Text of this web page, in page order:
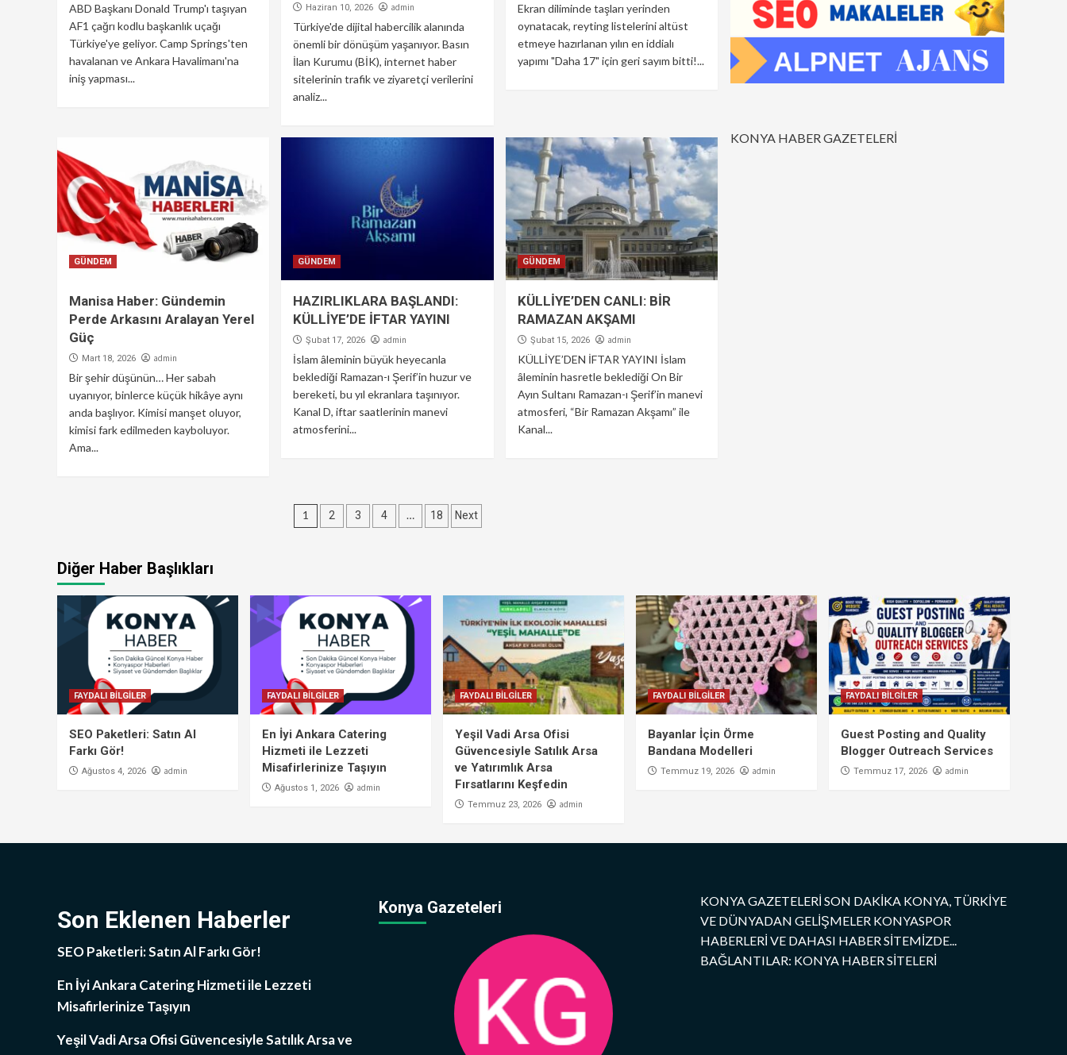
ABD Başkanı Donald Trump'ı taşıyan
AF1 çağrı kodlu başkanlık uçağı
Türkiye'ye geliyor. Camp Springs'ten
havalanan ve Ankara Havalimanı'na
iniş yapması...
Haziran 10, 2026 admin
Türkiye'de dijital habercilik alanında
önemli bir dönüşüm yaşanıyor. Basın
İlan Kurumu (BİK), internet haber
sitelerinin trafik ve ziyaretçi verilerini
analiz...
Ekran diliminde taşları yerinden
oynatacak, reyting listelerini altüst
etmeye hazırlanan yılın en iddialı
yapımı "Daha 17" için geri sayım bitti!...
GÜNDEM
Manisa Haber: Gündemin
Perde Arkasını Aralayan Yerel
Güç
Mart 18, 2026 admin
Bir şehir düşünün… Her sabah
uyanıyor, binlerce küçük hikâye aynı
anda başlıyor. Kimisi manşet oluyor,
kimisi fark edilmeden kayboluyor.
Ama...
GÜNDEM
HAZIRLIKLARA BAŞLANDI:
KÜLLİYE’DE İFTAR YAYINI
Şubat 17, 2026 admin
İslam âleminin büyük heyecanla
beklediği Ramazan-ı Şerif’in huzur ve
bereketi, bu yıl ekranlara taşınıyor.
Kanal D, iftar saatlerinin manevi
atmosferini...
GÜNDEM
KÜLLİYE’DEN CANLI: BİR
RAMAZAN AKŞAMI
Şubat 15, 2026 admin
KÜLLİYE’DEN İFTAR YAYINI İslam
âleminin hasretle beklediği On Bir
Ayın Sultanı Ramazan-ı Şerif’in manevi
atmosferi, “Bir Ramazan Akşamı” ile
Kanal...
Yazı
1 2 3 4 … 18 Next
KONYA HABER GAZETELERİ
Diğer Haber Başlıkları
FAYDALI BİLGİLER
SEO Paketleri: Satın Al
Farkı Gör!
Ağustos 4, 2026 admin
FAYDALI BİLGİLER
En İyi Ankara Catering
Hizmeti ile Lezzeti
Misafirlerinize Taşıyın
Ağustos 1, 2026 admin
FAYDALI BİLGİLER
Yeşil Vadi Arsa Ofisi
Güvencesiyle Satılık Arsa
ve Yatırımlık Arsa
Fırsatlarını Keşfedin
Temmuz 23, 2026 admin
FAYDALI BİLGİLER
Bayanlar İçin Örme
Bandana Modelleri
Temmuz 19, 2026 admin
FAYDALI BİLGİLER
Guest Posting and Quality
Blogger Outreach Services
Temmuz 17, 2026 admin
Son Eklenen Haberler
SEO Paketleri: Satın Al Farkı Gör!
En İyi Ankara Catering Hizmeti ile Lezzeti
Misafirlerinize Taşıyın
Yeşil Vadi Arsa Ofisi Güvencesiyle Satılık Arsa ve
Konya Gazeteleri
KONYA GAZETELERİ SON DAKİKA KONYA, TÜRKİYE
VE DÜNYADAN GELİŞMELER KONYASPOR
HABERLERİ VE DAHASI HABER SİTEMİZDE...
BAĞLANTILAR: KONYA HABER SİTELERİ